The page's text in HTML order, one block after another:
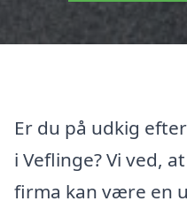
Er du på udkig
i Veflinge? Vi ved,
firma kan være en